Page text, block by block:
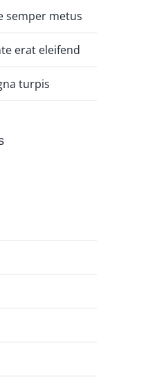
semper metus
erat eleifend
turpis